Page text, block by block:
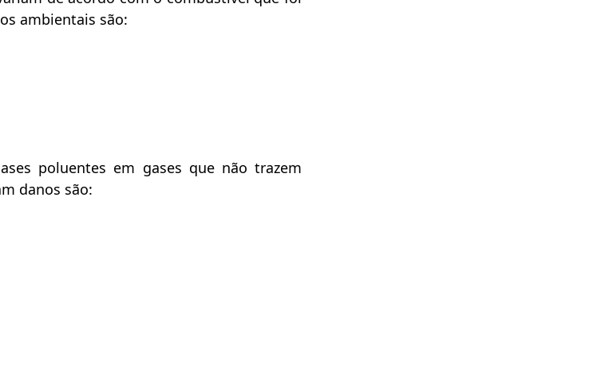
ambientais são:
poluentes em gases que não trazem
danos são: